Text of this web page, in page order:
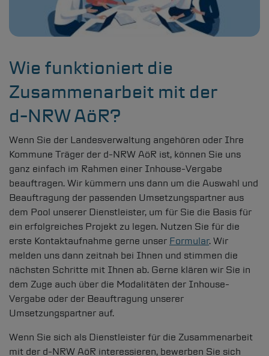
Wie funktioniert die
Zusammenarbeit mit der
d-NRWAöR?
Wenn Sie der Landesverwaltung angehören oder Ihre
Kommune Träger der d-NRWAöR ist, können Sie uns
ganz einfach im Rahmen einer Inhouse-Vergabe
beauftragen. Wir kümmern uns dann um die Auswahl und
Beauftragung der passenden Umsetzungspartner aus
dem Pool unserer Dienstleister, um für Sie die Basis für
ein erfolgreiches Projekt zu legen. Nutzen Sie für die
erste Kontaktaufnahme gerne unser Formular. Wir
melden uns dann zeitnah bei Ihnen und stimmen die
nächsten Schritte mit Ihnen ab. Gerne klären wir Sie in
dem Zuge auch über die Modalitäten der Inhouse-
Vergabe oder der Beauftragung unserer
Umsetzungspartner auf.
Wenn Sie sich als Dienstleister für die Zusammenarbeit
mit der d-NRWAöR interessieren, bewerben Sie sich